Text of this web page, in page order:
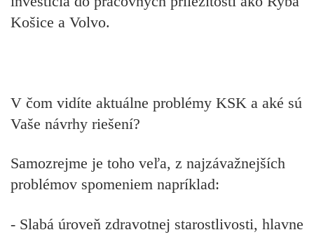
Košice a Volvo.
V čom vidíte aktuálne problémy KSK a aké sú
Vaše návrhy riešení?
Samozrejme je toho veľa, z najzávažnejších
problémov spomeniem napríklad:
- Slabá úroveň zdravotnej starostlivosti, hlavne